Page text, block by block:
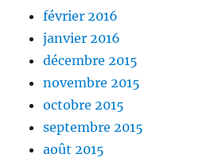
février 2016
janvier 2016
décembre 2015
novembre 2015
octobre 2015
septembre 2015
août 2015